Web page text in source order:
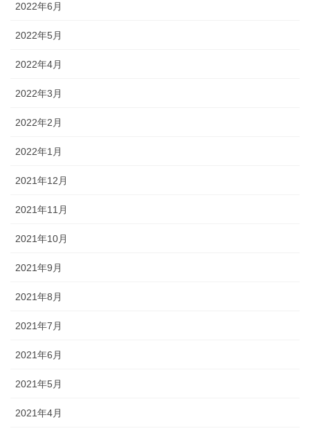
2022年6月
2022年5月
2022年4月
2022年3月
2022年2月
2022年1月
2021年12月
2021年11月
2021年10月
2021年9月
2021年8月
2021年7月
2021年6月
2021年5月
2021年4月